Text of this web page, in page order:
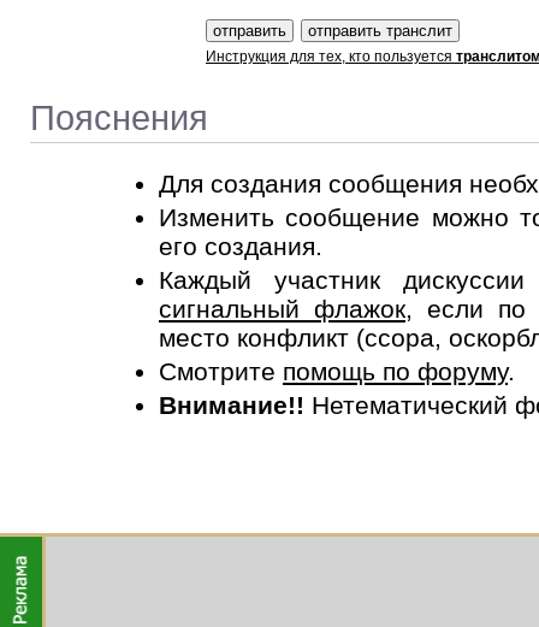
Инструкция для тех, кто пользуется
Пояснения
Для создания сообщения
Изменить сообщение можно
его создания.
Каждый участник
сигнальный флажок, если по
место конфликт (ссора,
Смотрите помощь по форуму.
Внимание!! Нетематический